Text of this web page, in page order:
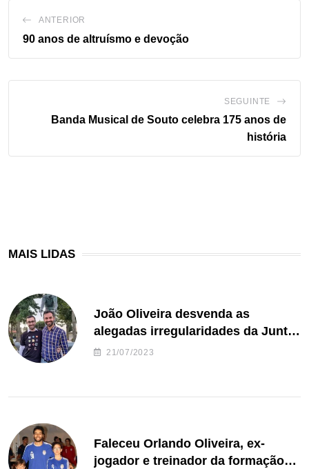
ANTERIOR
90 anos de altruísmo e devoção
SEGUINTE
Banda Musical de Souto celebra 175 anos de
história
MAIS LIDAS
João Oliveira desvenda as
alegadas irregularidades da Junta
de Freguesia S. João de Ver
21/07/2023
Faleceu Orlando Oliveira, ex-
jogador e treinador da formação